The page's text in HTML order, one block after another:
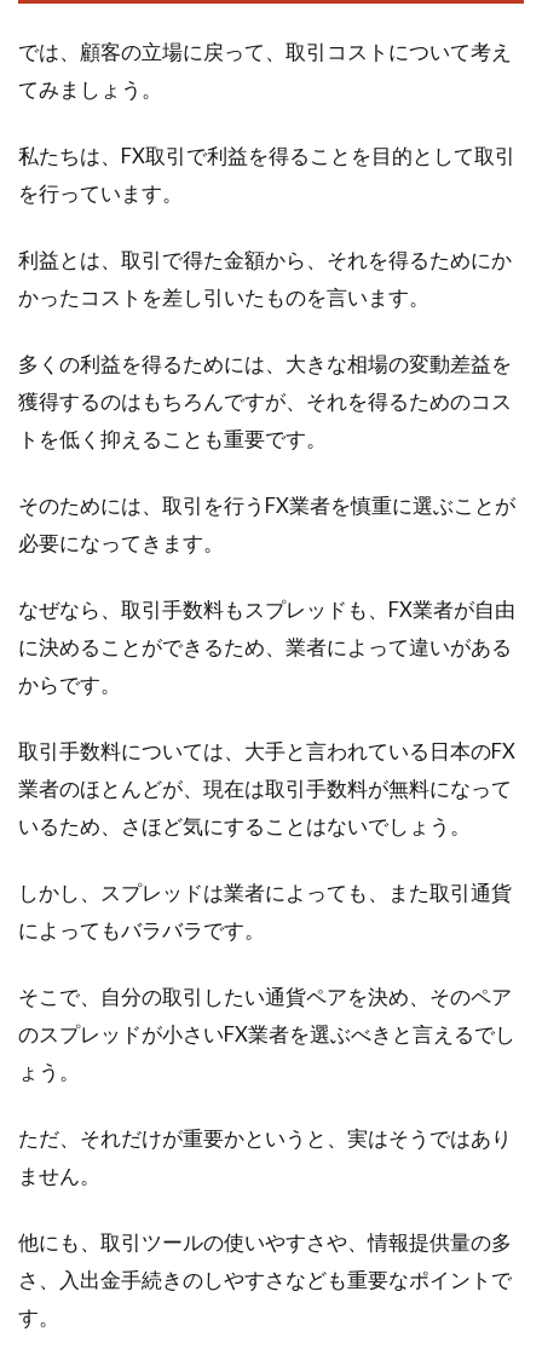
スプレッドの意味とは？金融業界で
の「スプレッド」の使い方
「スプレッド（spread）」は、金融業界ではよ
く使われる用語です。しかし、その意味を明確
に...
では、顧客の立場に戻って、取引コストについて考え
てみましょう。
私たちは、FX取引で利益を得ることを目的として取引
を行っています。
利益とは、取引で得た金額から、それを得るためにか
かったコストを差し引いたものを言います。
多くの利益を得るためには、大きな相場の変動差益を
獲得するのはもちろんですが、それを得るためのコス
トを低く抑えることも重要です。
そのためには、取引を行うFX業者を慎重に選ぶことが
必要になってきます。
なぜなら、取引手数料もスプレッドも、FX業者が自由
に決めることができるため、業者によって違いがある
からです。
取引手数料については、大手と言われている日本のFX
業者のほとんどが、現在は取引手数料が無料になって
いるため、さほど気にすることはないでしょう。
しかし、スプレッドは業者によっても、また取引通貨
によってもバラバラです。
そこで、自分の取引したい通貨ペアを決め、そのペア
のスプレッドが小さいFX業者を選ぶべきと言えるでし
ょう。
ただ、それだけが重要かというと、実はそうではあり
ません。
他にも、取引ツールの使いやすさや、情報提供量の多
さ、入出金手続きのしやすさなども重要なポイントで
す。